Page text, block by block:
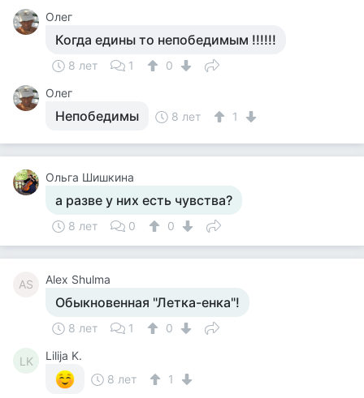
Олег
Когда едины то непобедимым !!!!!!
8 лет 1
0
Олег
Непобедимы 8 лет 1
Ольга Шишкина
а разве у них есть чувства?
8 лет 0 0
AS Alex Shulma
Обыкновенная "Летка-енка"!
8 лет 1 0
LK
Lilija K.
8 лет
1